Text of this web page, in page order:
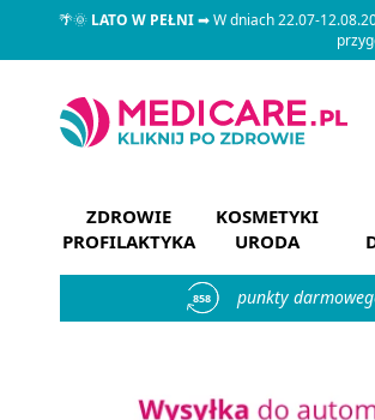
🌴🌞LATO W PEŁNI➡ W dniach 22.07-
ZDROWIE
PROFILAKTYKA
KOSMETYKI
URODA
858 punkty